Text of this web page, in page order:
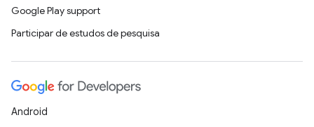
Google Play support
Participar de estudos de pesquisa
Android